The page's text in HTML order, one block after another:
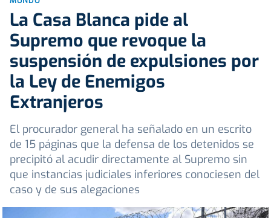
La Casa Blanca pide al
Supremo que revoque la
suspensión de expulsiones por
la Ley de Enemigos
Extranjeros
El procurador general ha señalado en un escrito
de 15 páginas que la defensa de los detenidos se
precipitó al acudir directamente al Supremo sin
que instancias judiciales inferiores conociesen del
caso y de sus alegaciones